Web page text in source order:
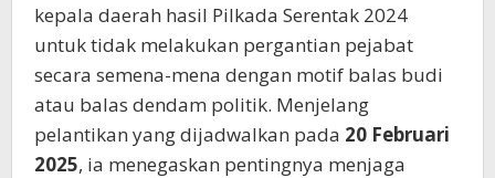
kepala daerah hasil Pilkada Serentak 2024
untuk tidak melakukan pergantian pejabat
secara semena-mena dengan motif balas budi
atau balas dendam politik. Menjelang
pelantikan yang dijadwalkan pada 20 Februari
2025, ia menegaskan pentingnya menjaga